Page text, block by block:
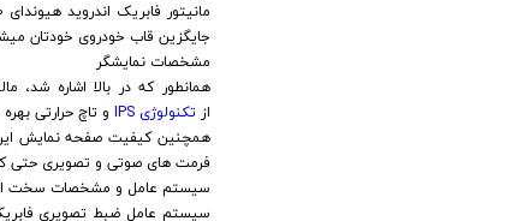
جایگزین قاب خودروی خودتان
مشخصات نمایشگر
از تکنولوژی IPS و تاچ حرارتی
فرمت های صوتی و تصویری حتی
سیستم عامل و مشخصات سخت